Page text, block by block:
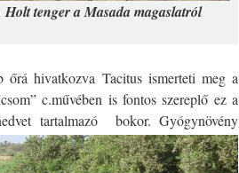
Holt tenger a Masada magaslatról
hivatkozva Tacitus ismerteti meg a
c.művében is fontos szereplő ez a
tartalmazó bokor. Gyógynövény